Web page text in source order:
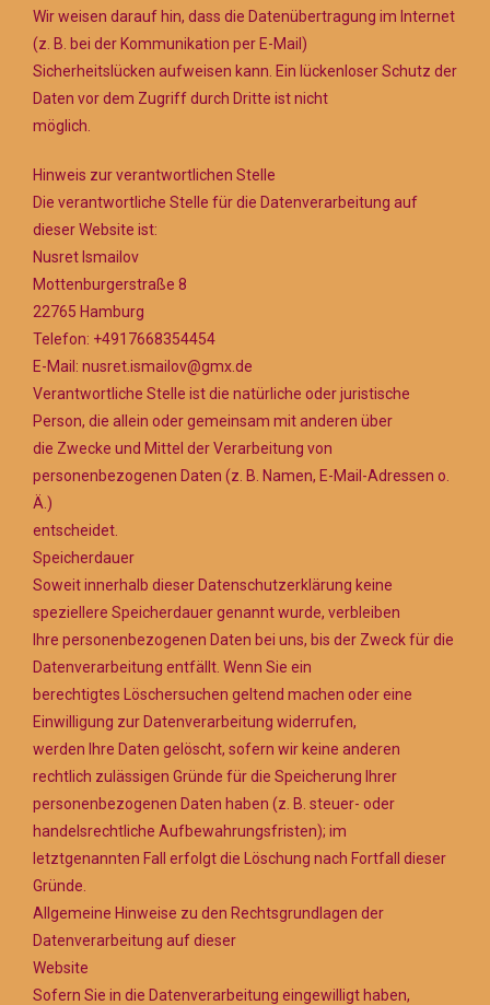
Wir weisen darauf hin, dass die Datenübertragung im Internet
(z. B. bei der Kommunikation per E-Mail)
Sicherheitslücken aufweisen kann. Ein lückenloser Schutz der
Daten vor dem Zugriff durch Dritte ist nicht
möglich.
Hinweis zur verantwortlichen Stelle
Die verantwortliche Stelle für die Datenverarbeitung auf
dieser Website ist:
Nusret Ismailov
Mottenburgerstraße 8
22765 Hamburg
Telefon: +4917668354454
E-Mail: nusret.ismailov@gmx.de
Verantwortliche Stelle ist die natürliche oder juristische
Person, die allein oder gemeinsam mit anderen über
die Zwecke und Mittel der Verarbeitung von
personenbezogenen Daten (z. B. Namen, E-Mail-Adressen o.
Ä.)
entscheidet.
Speicherdauer
Soweit innerhalb dieser Datenschutzerklärung keine
speziellere Speicherdauer genannt wurde, verbleiben
Ihre personenbezogenen Daten bei uns, bis der Zweck für die
Datenverarbeitung entfällt. Wenn Sie ein
berechtigtes Löschersuchen geltend machen oder eine
Einwilligung zur Datenverarbeitung widerrufen,
werden Ihre Daten gelöscht, sofern wir keine anderen
rechtlich zulässigen Gründe für die Speicherung Ihrer
personenbezogenen Daten haben (z. B. steuer- oder
handelsrechtliche Aufbewahrungsfristen); im
letztgenannten Fall erfolgt die Löschung nach Fortfall dieser
Gründe.
Allgemeine Hinweise zu den Rechtsgrundlagen der
Datenverarbeitung auf dieser
Website
Sofern Sie in die Datenverarbeitung eingewilligt haben,